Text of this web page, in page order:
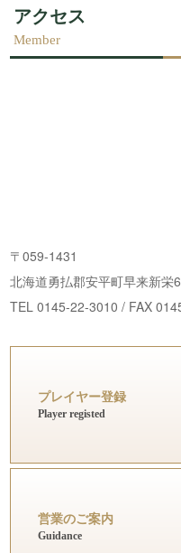
アクセス
〒059-1431
北海道勇払郡安平町早来新栄
TEL 0145-22-3010 / FAX
プレイヤー登録
Player registed
営業のご案内
Guidance